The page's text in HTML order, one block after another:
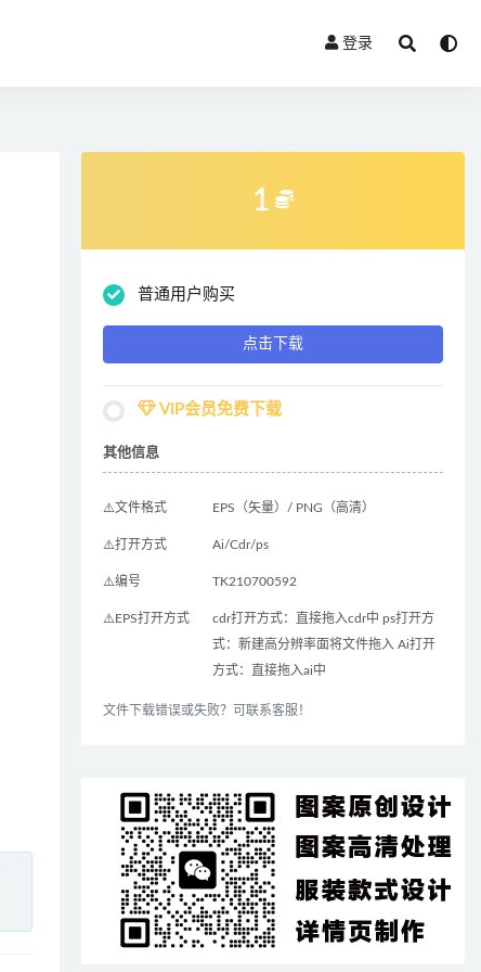
登录
1
普通用户购买
点击下载
VIP会员免费下载
其他信息
⚠️文件格式 EPS（矢量）/ PNG（高清）
⚠️打开方式 Ai/Cdr/ps
⚠️编号 TK210700592
⚠️EPS打开方式
cdr打开方式：直接拖入cdr中 ps打开方
式：新建高分辨率面将文件拖入 Ai打开
方式：直接拖入ai中
文件下载错误或失败？可联系客服！